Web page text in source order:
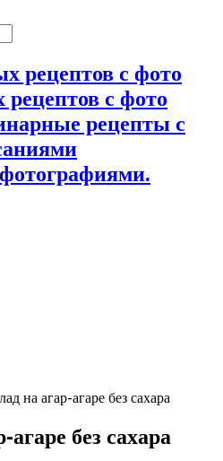
с фото
рецепты с
на агар-агаре без сахара
без сахара